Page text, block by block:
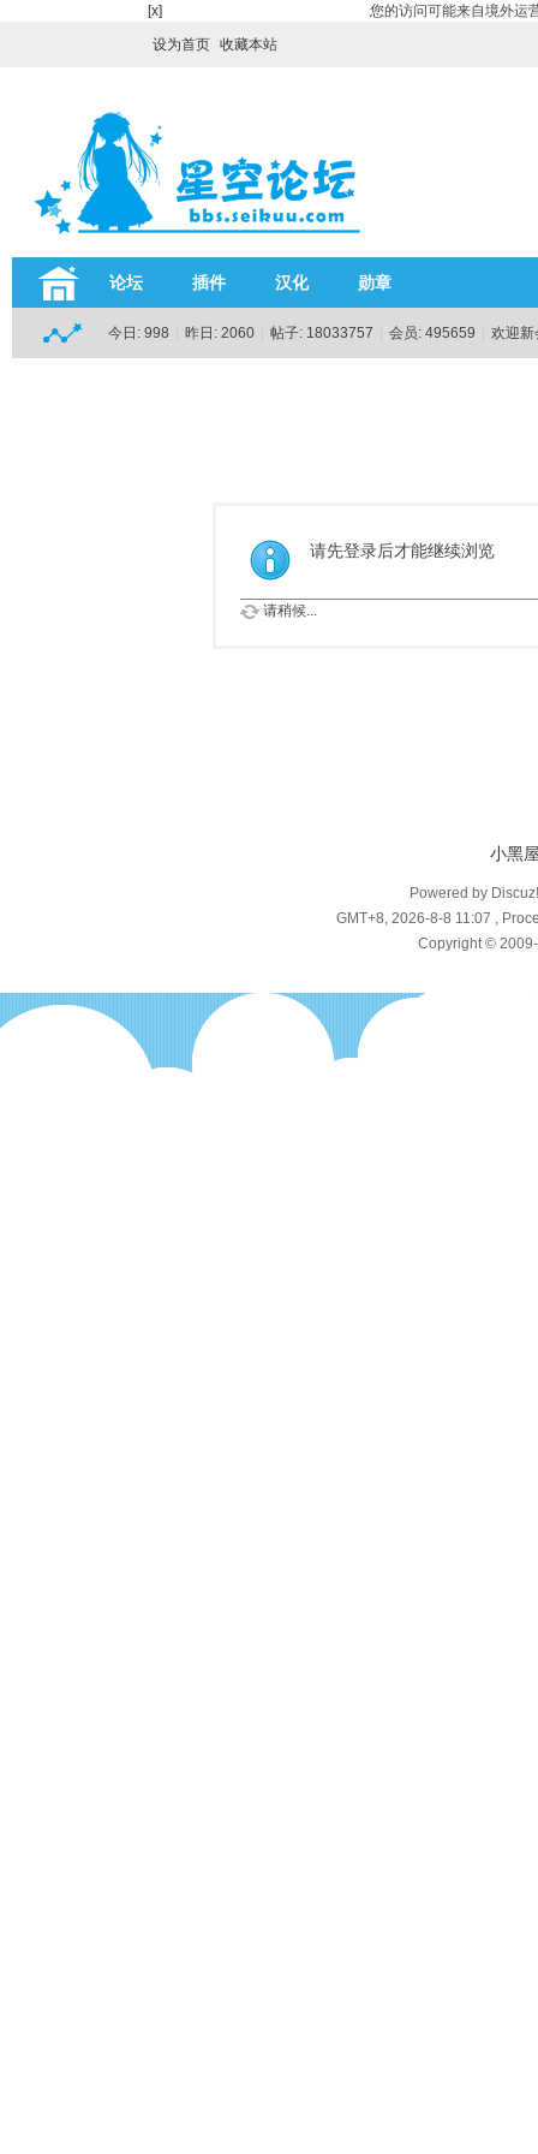
[x]
您的访问可能来自境外运
设为首页
收藏本站
论坛 插件 汉化 勋章
今日: 998 昨日: 2060 帖子: 18033757 会员: 495659 欢迎
请先登录后才能继续浏览
请稍候...
小黑
Powered by
GMT+8, 2026-8-8 11:07 ,
Copyright ©